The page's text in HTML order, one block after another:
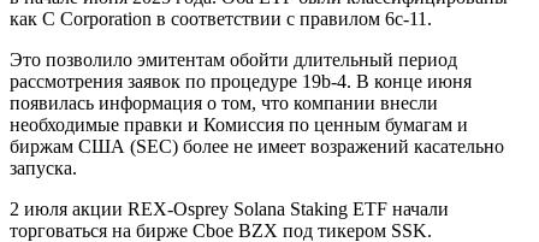
как C Corporation в соответствии с правилом 6c-11.
Это позволило эмитентам обойти длительный период
рассмотрения заявок по процедуре 19b-4. В конце июня
появилась информация о том, что компании внесли
необходимые правки и Комиссия по ценным бумагам и
биржам США (SEC) более не имеет возражений касательно
запуска.
2 июля акции REX-Osprey Solana Staking ETF начали
торговаться на бирже Cboe BZX под тикером SSK.